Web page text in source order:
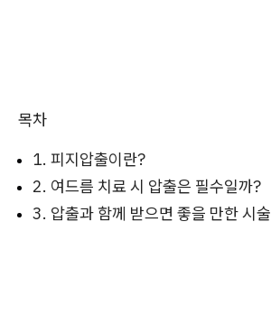
목차
1. 피지압출이란?
2. 여드름 치료 시 압출은 필수일까?
3. 압출과 함께 받으면 좋을 만한 시술